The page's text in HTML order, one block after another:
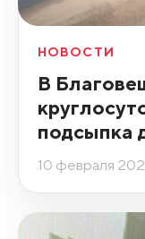
НОВОСТИ
В
подсыпка
10 февраля